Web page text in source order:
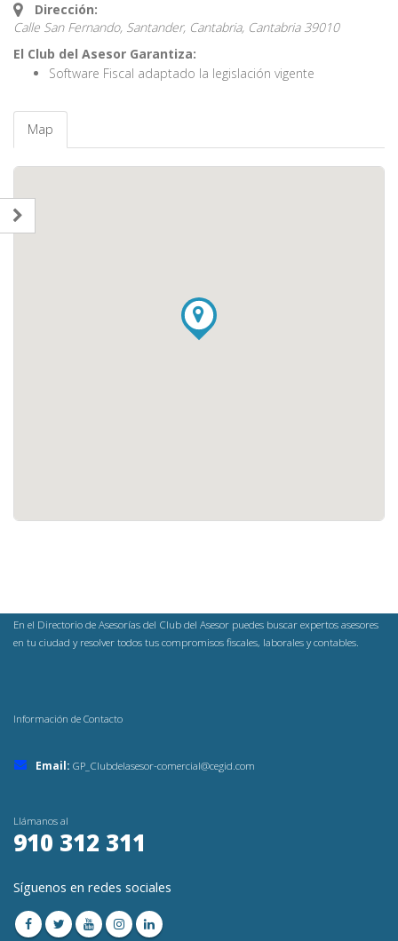
Dirección:
Calle San Fernando, Santander, Cantabria, Cantabria 39010
El Club del Asesor Garantiza:
Software Fiscal adaptado la legislación vigente
Map
En el Directorio de Asesorías del Club del Asesor puedes buscar expertos asesores
en tu ciudad y resolver todos tus compromisos fiscales, laborales y contables.
Información de Contacto
Email: GP_Clubdelasesor-comercial@cegid.com
Llámanos al
910 312 311
Síguenos en redes sociales